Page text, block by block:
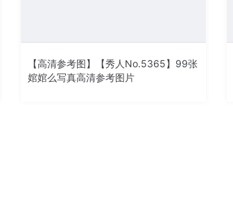
【高清参考图】【秀人No.5365】99张
婠婠么写真高清参考图片